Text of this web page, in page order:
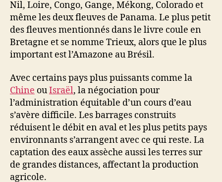
Nil, Loire, Congo, Gange, Mékong, Colorado et
même les deux fleuves de Panama. Le plus petit
des fleuves mentionnés dans le livre coule en
Bretagne et se nomme Trieux, alors que le plus
important est l’Amazone au Brésil.
Avec certains pays plus puissants comme la
Chine ouIsraël, la négociation pour
l’administration équitable d’un cours d’eau
s’avère difficile. Les barrages construits
réduisent le débit en aval et les plus petits pays
environnants s’arrangent avec ce qui reste. La
captation des eaux assèche aussi les terres sur
de grandes distances, affectant la production
agricole.